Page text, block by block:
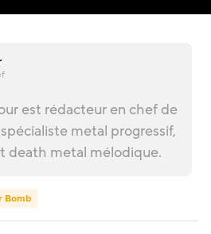
est rédacteur en chef de
metal progressif,
death metal mélodique.
Bomb